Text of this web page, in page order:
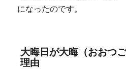
になったのです。
大晦日が大晦（おおつ
理由